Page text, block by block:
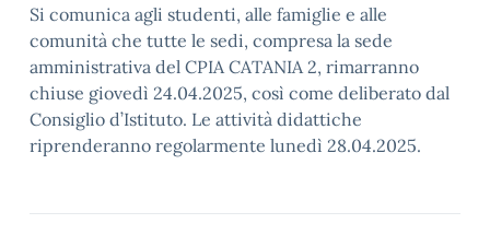
Si comunica agli studenti, alle famiglie e alle
comunità che tutte le sedi, compresa la sede
amministrativa del CPIA CATANIA 2, rimarranno
chiuse giovedì 24.04.2025, così come deliberato dal
Consiglio d’Istituto. Le attività didattiche
riprenderanno regolarmente lunedì 28.04.2025.